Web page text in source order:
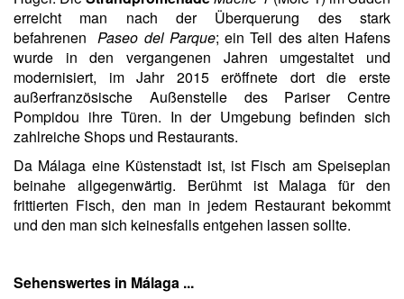
erreicht man nach der Überquerung des stark
befahrenen Paseo del Parque; ein Teil des alten Hafens
wurde in den vergangenen Jahren umgestaltet und
modernisiert, im Jahr 2015 eröffnete dort die erste
außerfranzösische Außenstelle des Pariser Centre
Pompidou ihre Türen. In der Umgebung befinden sich
zahlreiche Shops und Restaurants.
Da Málaga eine Küstenstadt ist, ist Fisch am Speiseplan
beinahe allgegenwärtig. Berühmt ist Malaga für den
frittierten Fisch, den man in jedem Restaurant bekommt
und den man sich keinesfalls entgehen lassen sollte.
Sehenswertes in Málaga ...